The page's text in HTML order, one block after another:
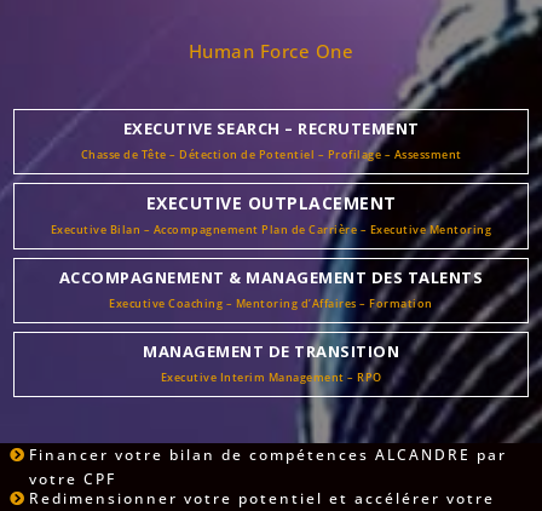
Human Force One
EXECUTIVE SEARCH – RECRUTEMENT
Chasse de Tête – Détection de Potentiel – Profilage – Assessment
EXECUTIVE OUTPLACEMENT
Executive Bilan – Accompagnement Plan de Carrière – Executive Mentoring
ACCOMPAGNEMENT & MANAGEMENT DES TALENTS
Executive Coaching – Mentoring d’Affaires – Formation
MANAGEMENT DE TRANSITION
Executive Interim Management – RPO
Financer votre bilan de compétences ALCANDRE par
votre CPF
Redimensionner votre potentiel et accélérer votre